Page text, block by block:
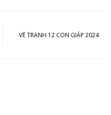
VẼ TRANH 12 CON GIÁP 2024